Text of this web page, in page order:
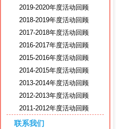
2019-2020年度活动回顾
2018-2019年度活动回顾
2017-2018年度活动回顾
2016-2017年度活动回顾
2015-2016年度活动回顾
2014-2015年度活动回顾
2013-2014年度活动回顾
2012-2013年度活动回顾
2011-2012年度活动回顾
联系我们